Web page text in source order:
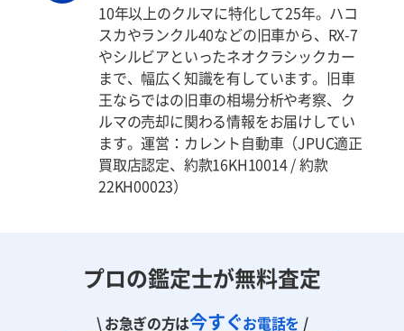
10年以上のクルマに特化して25年。ハコ
スカやランクル40などの旧車から、RX-7
やシルビアといったネオクラシックカー
まで、幅広く知識を有しています。旧車
王ならではの旧車の相場分析や考察、ク
ルマの売却に関わる情報をお届けしてい
ます。運営：カレント自動車（JPUC適正
買取店認定、約款16KH10014 / 約款
22KH00023）
プロの鑑定士が無料査定
\ お急ぎの方は今すぐお電話を /